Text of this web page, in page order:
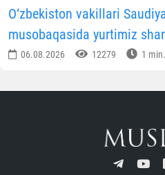
O‘zbekiston vakillari
musobaqasida yurtimiz
06.08.2026 12279 1 min.